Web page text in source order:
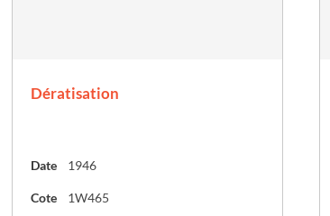
Dératisation
Date 1946
Cote 1W465